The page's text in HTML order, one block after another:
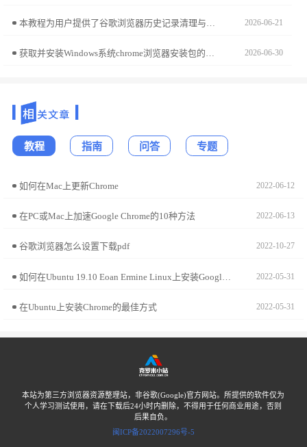
2026-06-21
获取并安装Windows系统chrome浏览器安装包的步骤清晰易懂，通过简化操作流程，用户能够快速完成部署并投入使用。 2026-06-30
教程 指南 问答 专题
如何在Mac上更新Chrome 2022-06-12
在PC或Mac上加速Google Chrome的10种方法 2022-06-13
谷歌浏览器怎么设置下载pdf 2022-10-27
2022-05-31
在Ubuntu上安装Chrome的最佳方式 2022-05-31
本站为第三方浏览器资源整理站，非谷歌(Google)官方网站。所提供的软件仅为
个人学习测试使用，请在下载后24小时内删除，不得用于任何商业用途，否则
后果自负。
闽ICP备2022007296号-5